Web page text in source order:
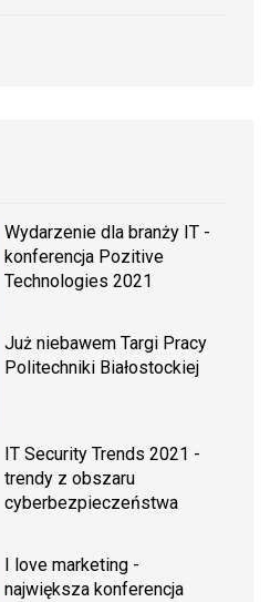
Wydarzenie dla branży IT -
konferencja Pozitive
Technologies 2021
Już niebawem Targi Pracy
Politechniki Białostockiej
IT Security Trends 2021 -
trendy z obszaru
cyberbezpieczeństwa
I love marketing -
największa konferencja